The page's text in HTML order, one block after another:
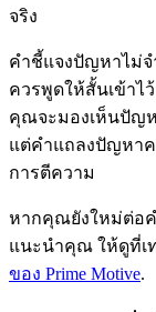
จริง
คำชี้แจงปัญหาไม่จ
ควรพูดให้สั้นเข้าไ
คุณจะมองเห็นปัญ
แต่คำแถลงปัญหาค
การตีความ
หากคุณยังใหม่ต่อ
แนะนำคุณ ให้ดูที่เ
ของ Prime Motive.